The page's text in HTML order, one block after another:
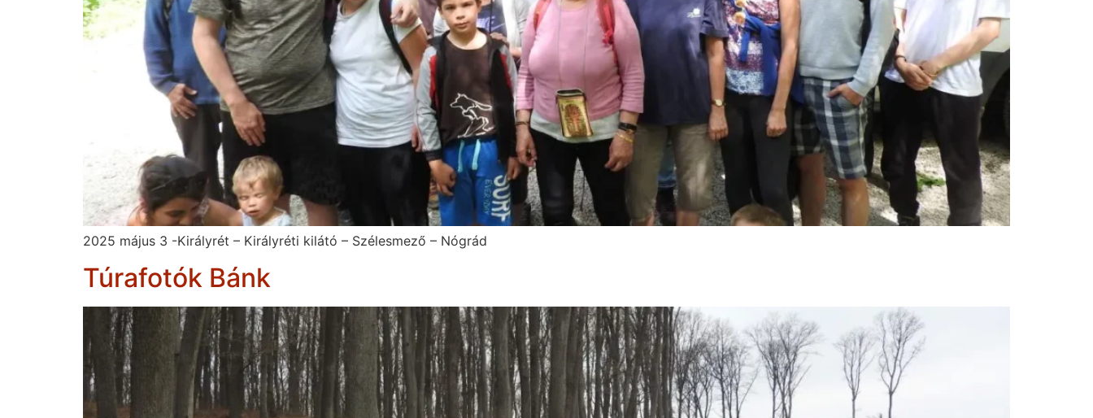
2025 május 3 -Királyrét – Királyréti kilátó – Szélesmező – Nógrád
Túrafotók Bánk